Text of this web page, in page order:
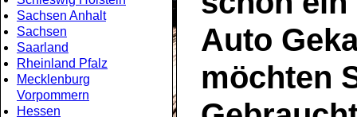
Sachsen Anhalt
Sachsen
Saarland
Rheinland Pfalz
Mecklenburg
Vorpommern
Hessen
Auto
möchten